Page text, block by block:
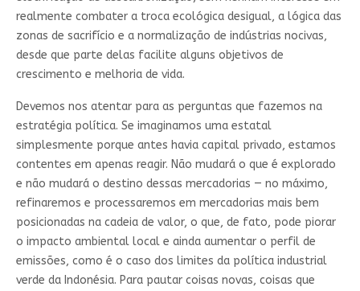
realmente combater a troca ecológica desigual, a lógica das
zonas de sacrifício e a normalização de indústrias nocivas,
desde que parte delas facilite alguns objetivos de
crescimento e melhoria de vida.
Devemos nos atentar para as perguntas que fazemos na
estratégia política. Se imaginamos uma estatal
simplesmente porque antes havia capital privado, estamos
contentes em apenas reagir. Não mudará o que é explorado
e não mudará o destino dessas mercadorias — no máximo,
refinaremos e processaremos em mercadorias mais bem
posicionadas na cadeia de valor, o que, de fato, pode piorar
o impacto ambiental local e ainda aumentar o perfil de
emissões, como é o caso dos limites da política industrial
verde da Indonésia. Para pautar coisas novas, coisas que